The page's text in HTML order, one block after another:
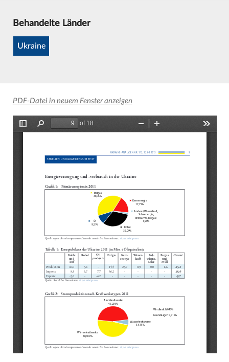
Behandelte Länder
Ukraine
PDF-Datei in neuem Fenster anzeigen